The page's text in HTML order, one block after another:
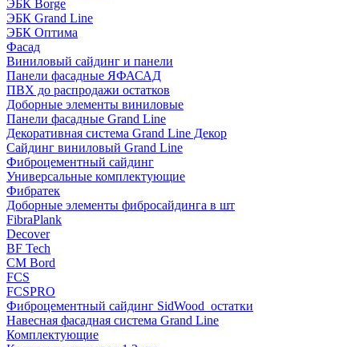
ЭБК Borge
ЭБК Grand Line
ЭБК Оптима
Фасад
Виниловый сайдинг и панели
Панели фасадные ЯФАСАД
ПВХ до распродажи остатков
Доборные элементы виниловые
Панели фасадные Grand Line
Декоративная система Grand Line Декор
Сайдинг виниловый Grand Line
Фиброцементный сайдинг
Универсальные комплектующие
Фибратек
Доборные элементы фибросайдинга в шт
FibraPlank
Decover
BF Tech
CM Bord
FCS
FCSPRO
Фиброцементный сайдинг SidWood_остатки
Навесная фасадная система Grand Line
Комплектующие